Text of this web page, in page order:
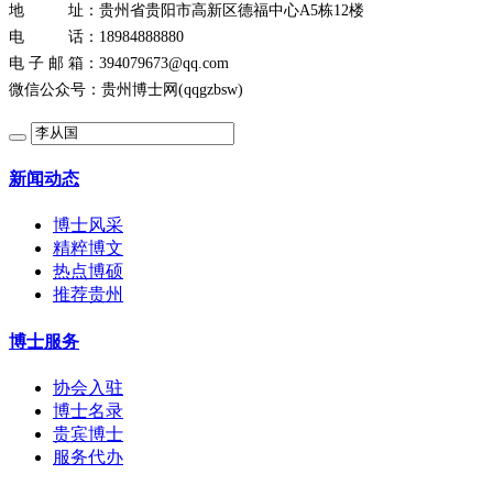
地 址：贵州省贵阳市高新区德福中心A5栋12楼
电 话： 18984888880
电 子 邮 箱：394079673@qq.com
微信公众号：贵州博士网(qqgzbsw)
新闻动态
博士风采
精粹博文
热点博硕
推荐贵州
博士服务
协会入驻
博士名录
贵宾博士
服务代办